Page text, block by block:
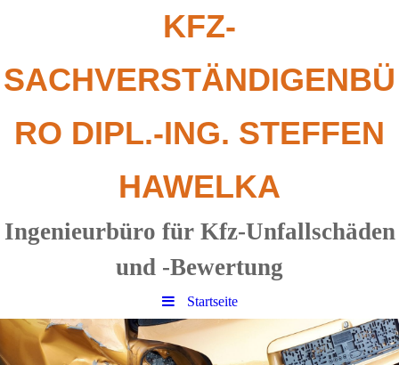
KFZ-
SACHVERSTÄNDIGENBÜ
RO DIPL.-ING. STEFFEN
HAWELKA
Ingenieurbüro für Kfz-Unfallschäden
und -Bewertung
Startseite